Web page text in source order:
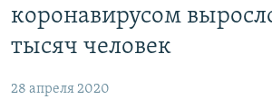
основному
Вернутся
АВТОРСКИЕ ПРОЕКТЫ
МНЕНИЯ
коронавирусом
тысяч человек
28 апреля 2020